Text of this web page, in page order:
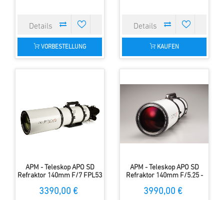
VORBESTELLUNG KAUFEN
APM - Teleskop APO SD
Refraktor 140mm F/7 FPL53
3390,00 €
APM - Teleskop APO SD
Refraktor 140mm F/5.25 -
3990,00 €